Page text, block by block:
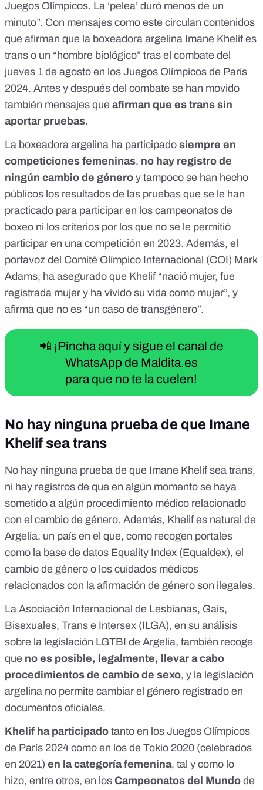
estaba boxeando con Imane Khelif, quien nació como
hombre, abandonó su pelea de boxeo con Imane después
de 45 segundos después de recibir un tremendo golpe y
como resultado se rompió la nariz.
https://x.com/AlertaNews24/status/1818981988256108555
Juegos Olímpicos. La ‘pelea’ duró menos de un
minuto”. Con mensajes como este circulan contenidos
que afirman que la boxeadora argelina Imane Khelif es
trans o un “hombre biológico” tras el combate del
jueves 1 de agosto en los Juegos Olímpicos de París
2024. Antes y después del combate se han movido
también mensajes que afirman que es trans sin
aportar pruebas.
La boxeadora argelina ha participado siempre en
competiciones femeninas, no hay registro de
ningún cambio de género y tampoco se han hecho
públicos los resultados de las pruebas que se le han
practicado para participar en los campeonatos de
boxeo ni los criterios por los que no se le permitió
participar en una competición en 2023. Además, el
portavoz del Comité Olímpico Internacional (COI) Mark
Adams, ha asegurado que Khelif “nació mujer, fue
registrada mujer y ha vivido su vida como mujer”, y
afirma que no es “un caso de transgénero”.
📲 ¡Pincha aquí y sigue el canal de
WhatsApp de Maldita.es
para que no te la cuelen!
No hay ninguna prueba de que Imane
Khelif sea trans
No hay ninguna prueba de que Imane Khelif sea trans,
ni hay registros de que en algún momento se haya
sometido a algún procedimiento médico relacionado
con el cambio de género. Además, Khelif es natural de
Argelia, un país en el que, como recogen portales
como la base de datos Equality Index (Equaldex), el
cambio de género o los cuidados médicos
relacionados con la afirmación de género son ilegales.
La Asociación Internacional de Lesbianas, Gais,
Bisexuales, Trans e Intersex (ILGA), en su análisis
sobre la legislación LGTBI de Argelia, también recoge
que no es posible, legalmente, llevar a cabo
procedimientos de cambio de sexo, y la legislación
argelina no permite cambiar el género registrado en
documentos oficiales.
Khelif ha participado tanto en los Juegos Olímpicos
de París 2024 como en los de Tokio 2020 (celebrados
en 2021) en la categoría femenina, tal y como lo
hizo, entre otros, en los Campeonatos del Mundo de